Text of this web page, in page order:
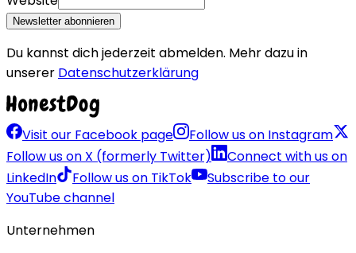
Newsletter abonnieren
Du kannst dich jederzeit abmelden. Mehr dazu in
unserer Datenschutzerklärung
Visit our Facebook page
Follow us on Instagram
Follow us on X (formerly Twitter)
Connect with us on
LinkedIn
Follow us on TikTok
Subscribe to our
YouTube channel
Unternehmen